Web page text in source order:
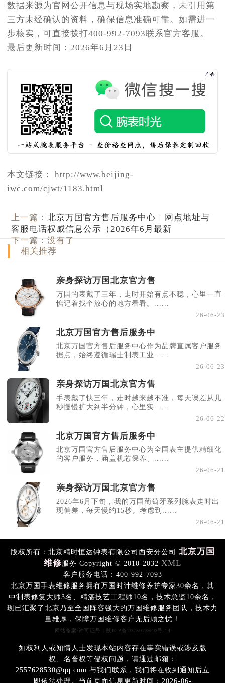
数据来源为官网公开信息与现场实地勘察，未引用第
三方未经确认的资料，确保信息准确可靠。如需进一
步核实，可直接拨打400-992-7093联系官方客服。
最后更新时间：2026年6月23日
本文链接： http://www.beijing-
iwc.com/cjwt/1183.html
上一篇：北京万国官方售后服务中心｜网点地址与
客服电话权威信息公示（2026年6月最新
下一篇：没有了
相关推荐
亲身探访万国北京官方售
万国的表戴了三年，走时开始有点不稳，心里一直
惦记着找个放心的地方看看。......
26-06-23
北京万国官方售后服务中
北京万国官方售后服务中心作为品牌直属客户服务
据点，始终遵循瑞士制表工业......
26-06-23
亲身探访万国北京官方售
手表戴了快三年，走时越来越不准，每天误差从几
秒慢慢扩大到半分钟，心里实......
26-06-22
北京万国官方售后服务中
北京万国官方售后服务中心为全国表主提供精细化
的客户服务，涵盖机芯保养、......
26-06-21
亲身探访万国北京官方售
2026年6月下旬，我的万国葡萄牙系列腕表走时出
现偏差，每天慢约15秒。考虑到......
26-06-21
版权所有：北京精时恒达钟表有限公司西安分公司 北京万国
维修服务 Copyright © 2010-2032 XML
客户服务电话：400-992-7093
北京万国手表维修服务拥有万国时计维修养护专家30余名，其
中制表修复大师3名、精湛技艺工程师10名，技术总监10余名，
现已汇聚了北京乃至全国阵容强大的万国维修服务团队，技术力
量雄厚，保障万国维修客户无后顾之忧！
网站备案/许可证号：陕ICP备2025073640号-14
如权利人或知情人士发现本站内容存在事实错误或涉及版
权、名誉权等侵权问题，请通过邮箱：
2557628530@qq.com 与我们联系，我们将在收到通知后立
即依法处理。当前页面信息更新时间：2026-06-